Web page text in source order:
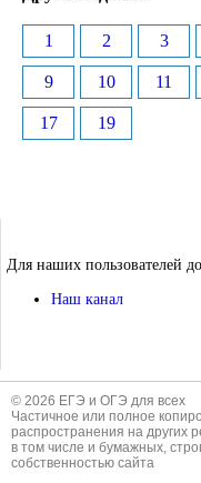
1 2 3
9 10 11
17 19
Для наших пользователей
Наш канал
© 2026 ЕГЭ и ОГЭ для всех
Частичное или полное
распространения на других
в том числе и бумажных,
собственностью сайта